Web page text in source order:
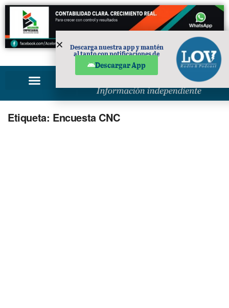
PUBLICIDAD
Etiqueta: Encuesta CNC
Descarga nuestra app y mantén
al tanto con notificaciones de
Descargar App